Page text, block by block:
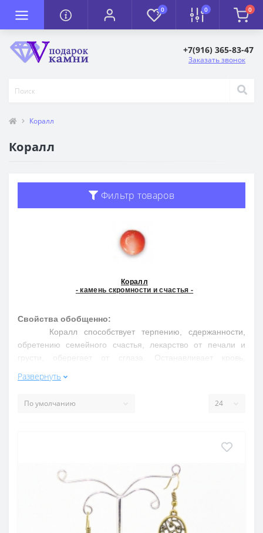
0 0 0
+7(916) 365-83-47
Заказать звонок
Коралл
Коралл
Фильтр товаров
Коралл
- камень скромности и счастья -
Свойства обобщенно:
Коралл способствует терпению, сдержанности,
обретению семейного счастья, лекарство от печали и
грусти, оберегает от сглаза. Останавливает кровь,
опухолей, селезенки
Свойства подробнее:
скелетов. Кораллы являются одной из древнейших групп
менее 550 млн лет. Издревле кораллы относили к
лечебным средствам. В знаменитом "Каноне" Авиценны
кораллы входят в целый ряд различных лекарств — от
катаракты, бронхита, кровохарканья и др.
По древним поверьям, кораллы лечат цистит,
Развернуть